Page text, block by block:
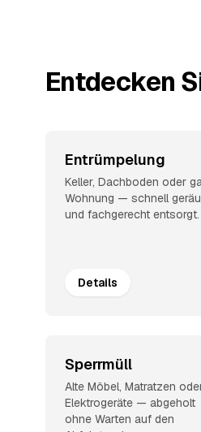
Entdecken
Entrümpelung
Keller, Dachboden oder
Wohnung — schnell
und fachgerecht entsorgt.
Details
Sperrmüll
Alte Möbel, Matratzen
Elektrogeräte — abgeholt
ohne Warten auf den